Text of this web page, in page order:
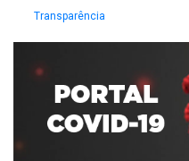
Transparência